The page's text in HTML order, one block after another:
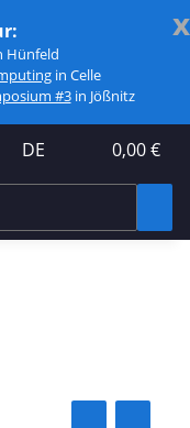
x
Hünfeld
in Celle
#3in Jößnitz
DE 0,00 €